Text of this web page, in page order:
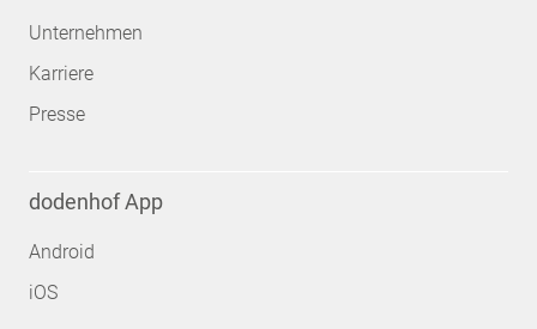
Unternehmen
Karriere
Presse
dodenhof App
Android
iOS